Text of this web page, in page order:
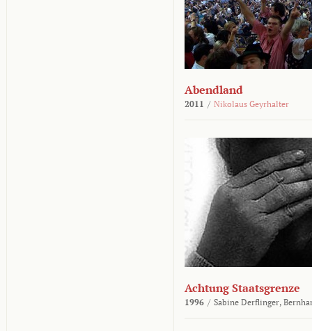
Abendland
2011 / Nikolaus Geyrhalter
Achtung Staatsgrenze
1996 / Sabine Derflinger,